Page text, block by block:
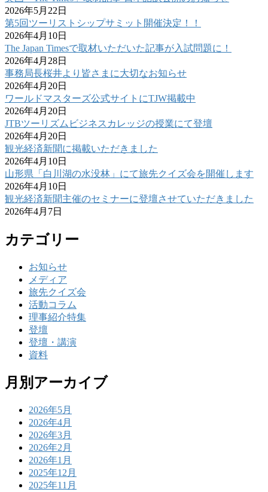
2026年5月22日
第5回ツーリストシップサミット開催決定！！
2026年4月10日
The Japan Timesで取材いただいた記事が入試問題に！
2026年4月28日
事務局長桜井より皆さまに大切なお知らせ
2026年4月20日
ワールドマスターズ公式サイトにTJW掲載中
2026年4月20日
JTBツーリズムビジネスカレッジの授業にて登壇
2026年4月20日
観光経済新聞に掲載いただきました
2026年4月10日
山形県「白川湖の水没林」にて旅先クイズ会を開催します
2026年4月10日
観光経済新聞主催のセミナーに登壇させていただきました
2026年4月7日
カテゴリー
お知らせ
メディア
旅先クイズ会
活動コラム
理事紹介特集
登壇
登壇・講演
資料
月別アーカイブ
2026年5月
2026年4月
2026年3月
2026年2月
2026年1月
2025年12月
2025年11月